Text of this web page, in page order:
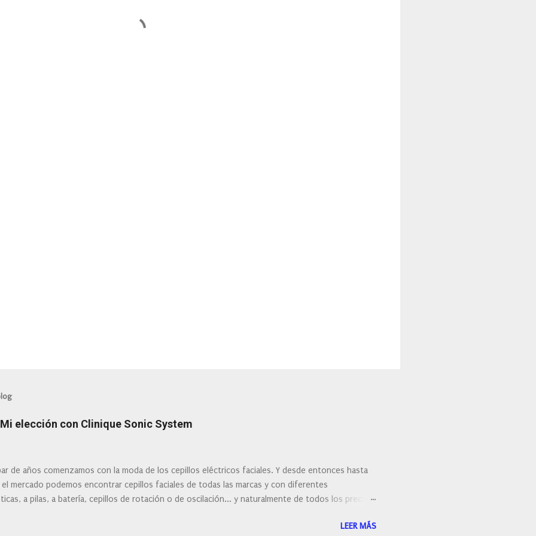
elección con Clinique Sonic System
de años comenzamos con la moda de los cepillos eléctricos faciales. Y desde entonces hasta
el mercado podemos encontrar cepillos faciales de todas las marcas y con diferentes
a pilas, a batería, cepillos de rotación o de oscilación... y naturalmente de todos los precios.
mi tipo de piel? ¿Qué busco?... En este post os voy a dar mi opinión de porque elegí mi cepilloLEER MÁS